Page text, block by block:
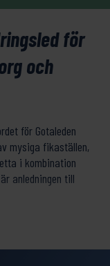
för
och
för Gotaleden
mysiga fikaställen,
i kombination
anledningen till
och lite asfalt.